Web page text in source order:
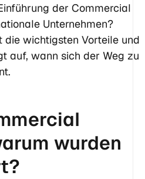
der Commercial
Unternehmen?
die wichtigsten Vorteile und
auf, wann sich der Weg zu
wurden